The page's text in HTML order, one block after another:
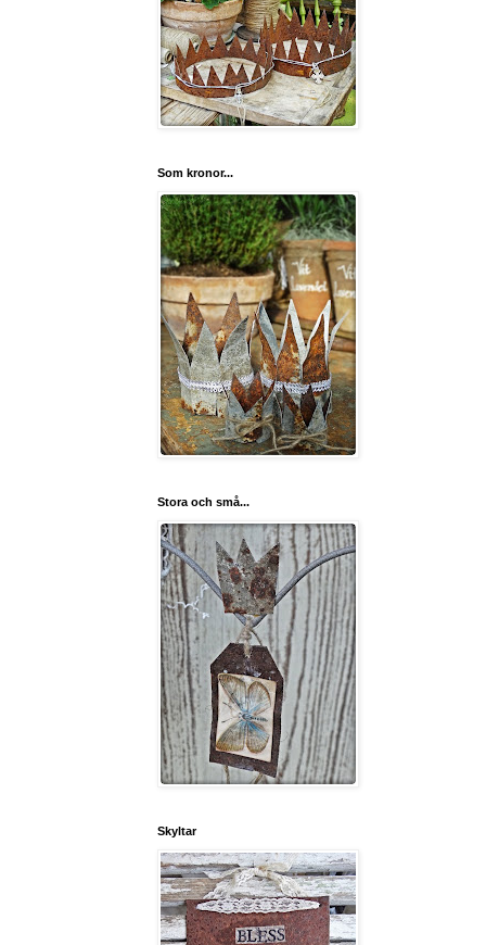
Som kronor...
Stora och små...
Skyltar